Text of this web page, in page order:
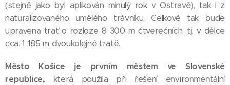
(stejně jako byl aplikován minulý rok v Ostravě), tak i z
naturalizovaného umělého trávníku. Celkově tak bude
upravena trať o rozloze 8 300 m čtverečních, tj. v délce
cca. 1 185 m dvoukolejné tratě.
Město Košice je prvním městem ve Slovenské
republice, která použila při řešení environmentální